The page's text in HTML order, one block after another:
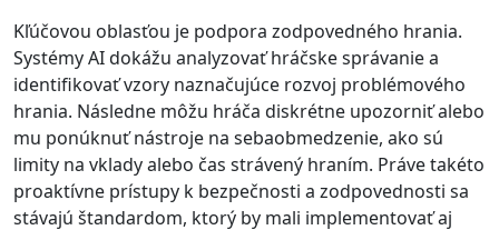
Kľúčovou oblasťou je podpora zodpovedného hrania.
Systémy AI dokážu analyzovať hráčske správanie a
identifikovať vzory naznačujúce rozvoj problémového
hrania. Následne môžu hráča diskrétne upozorniť alebo
mu ponúknuť nástroje na sebaobmedzenie, ako sú
limity na vklady alebo čas strávený hraním. Práve takéto
proaktívne prístupy k bezpečnosti a zodpovednosti sa
stávajú štandardom, ktorý by mali implementovať aj